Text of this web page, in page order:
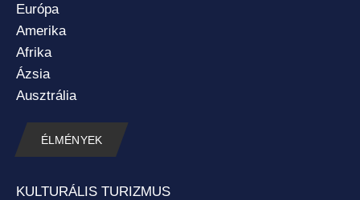
Európa
Amerika
Afrika
Ázsia
Ausztrália
ÉLMÉNYEK
KULTURÁLIS TURIZMUS